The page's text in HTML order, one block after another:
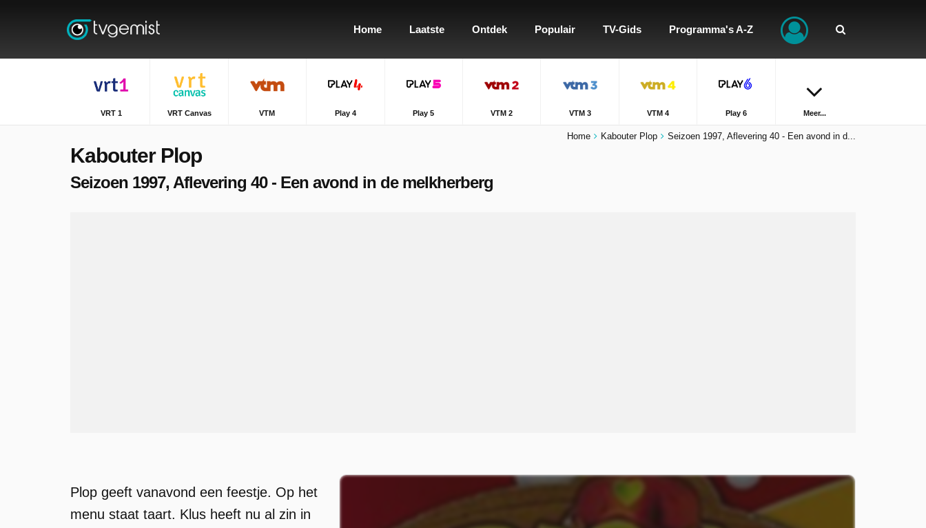
Home Laatste Ontdek Populair TV-Gids Programma's A-Z
VRT 1 VRT Canvas VTM Play 4 Play 5 VTM 2 VTM 3 VTM 4 Play 6 Meer...
Home Kabouter Plop Seizoen 1997, Aflevering 40 - Een avond in d...
Kabouter Plop
Seizoen 1997, Aflevering 40 - Een avond in de melkherberg
Plop geeft vanavond een feestje. Op het
menu staat taart. Klus heeft nu al zin in